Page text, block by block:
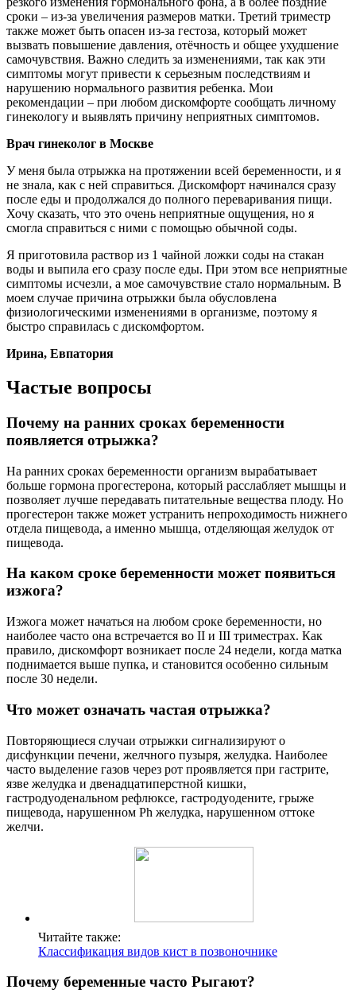
сроки – из-за увеличения размеров матки. Третий триместр
также может быть опасен из-за гестоза, который может
вызвать повышение давления, отёчность и общее ухудшение
самочувствия. Важно следить за изменениями, так как эти
симптомы могут привести к серьезным последствиям и
нарушению нормального развития ребенка. Мои
рекомендации – при любом дискомфорте сообщать личному
гинекологу и выявлять причину неприятных симптомов.
Врач гинеколог в Москве
У меня была отрыжка на протяжении всей беременности, и я
не знала, как с ней справиться. Дискомфорт начинался сразу
после еды и продолжался до полного переваривания пищи.
Хочу сказать, что это очень неприятные ощущения, но я
смогла справиться с ними с помощью обычной соды.
Я приготовила раствор из 1 чайной ложки соды на стакан
воды и выпила его сразу после еды. При этом все неприятные
симптомы исчезли, а мое самочувствие стало нормальным. В
моем случае причина отрыжки была обусловлена
физиологическими изменениями в организме, поэтому я
быстро справилась с дискомфортом.
Ирина, Евпатория
Частые вопросы
Почему на ранних сроках беременности
появляется отрыжка?
На ранних сроках беременности организм вырабатывает
больше гормона прогестерона, который расслабляет мышцы и
позволяет лучше передавать питательные вещества плоду. Но
прогестерон также может устранить непроходимость нижнего
отдела пищевода, а именно мышца, отделяющая желудок от
пищевода.
На каком сроке беременности может появиться
изжога?
Изжога может начаться на любом сроке беременности, но
наиболее часто она встречается во II и III триместрах. Как
правило, дискомфорт возникает после 24 недели, когда матка
поднимается выше пупка, и становится особенно сильным
после 30 недели.
Что может означать частая отрыжка?
Повторяющиеся случаи отрыжки сигнализируют о
дисфункции печени, желчного пузыря, желудка. Наиболее
часто выделение газов через рот проявляется при гастрите,
язве желудка и двенадцатиперстной кишки,
гастродуоденальном рефлюксе, гастродуодените, грыже
пищевода, нарушенном Рh желудка, нарушенном оттоке
желчи.
Читайте также:
Классификация видов кист в позвоночнике
Почему беременные часто Рыгают?